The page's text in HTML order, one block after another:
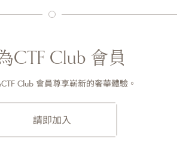
CTF Club 會員
Club 會員尊享嶄新的奢華體驗。
請即加入